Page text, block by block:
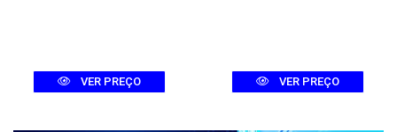
VER PREÇO VER PREÇO